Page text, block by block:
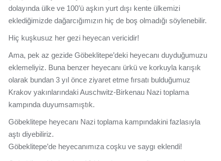
dolayında ülke ve 100’ü aşkın yurt dışı kente ülkemizi
eklediğimizde dağarcığımızın hiç de boş olmadığı söylenebilir.
Hiç kuşkusuz her gezi heyecan vericidir!
Ama, pek az gezide Göbeklitepe’deki heyecanı duyduğumuzu
eklemeliyiz. Buna benzer heyecanı ürkü ve korkuyla karışık
olarak bundan 3 yıl önce ziyaret etme fırsatı bulduğumuz
Krakov yakınlarındaki Auschwitz-Birkenau Nazi toplama
kampında duyumsamıştık.
Göbeklitepe heyecanı Nazi toplama kampındakini fazlasıyla
aştı diyebiliriz.
Göbeklitepe’de heyecanımıza coşku ve saygı eklendi!